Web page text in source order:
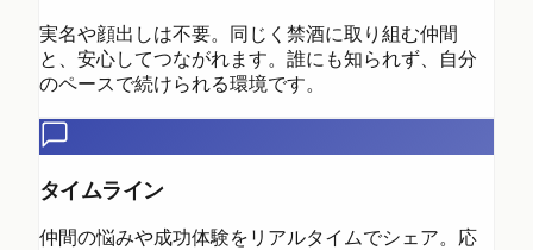
実名や顔出しは不要。同じく禁酒に取り組む仲間
と、安心してつながれます。誰にも知られず、自分
のペースで続けられる環境です。
タイムライン
仲間の悩みや成功体験をリアルタイムでシェア。応